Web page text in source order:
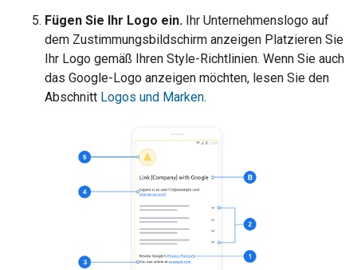
Fügen Sie Ihr Logo ein. Ihr Unternehmenslogo auf
dem Zustimmungsbildschirm anzeigen Platzieren Sie
Ihr Logo gemäß Ihren Style-Richtlinien. Wenn Sie auch
das Google-Logo anzeigen möchten, lesen Sie den
Abschnitt Logos und Marken.